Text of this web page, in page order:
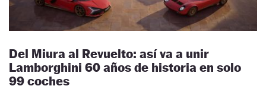
Del Miura al Revuelto: así va a unir
Lamborghini 60 años de historia en solo
99 coches